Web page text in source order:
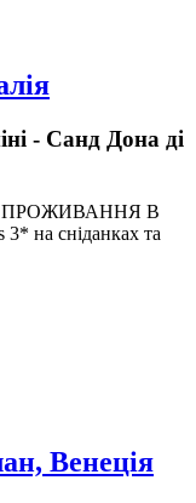
- Санд Дона ді
ПРОЖИВАННЯ В
на сніданках та
Венеція